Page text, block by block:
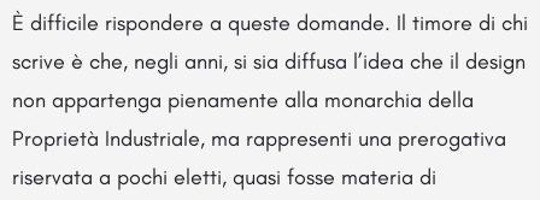
È difficile rispondere a queste domande. Il timore di chi
scrive è che, negli anni, si sia diffusa l’idea che il design
non appartenga pienamente alla monarchia della
Proprietà Industriale, ma rappresenti una prerogativa
riservata a pochi eletti, quasi fosse materia di